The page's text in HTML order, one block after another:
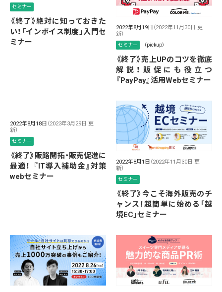
セミナー
《終了》絶対に知っておきた
い！「インボイス制度」入門セ
ミナー
2022年8月19日 （2022年11月30日 更
新）
セミナー （pickup）
《終了》売上UPのコツを徹底
解説！販促にも役立つ
『PayPay』活用Webセミナー
2022年8月18日 （2023年3月29日 更
新）
セミナー
《終了》販路開拓・販売促進に
最適！ 『IT導入補助金』対策
webセミナー
2022年8月1日 （2022年11月30日 更
新）
セミナー
《終了》今こそ海外販売のチ
ャンス！超簡単に始める「越
境EC」セミナー